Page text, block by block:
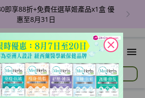
即享88折+免費任選草姬產品x1盒 優
惠至8月31日
close